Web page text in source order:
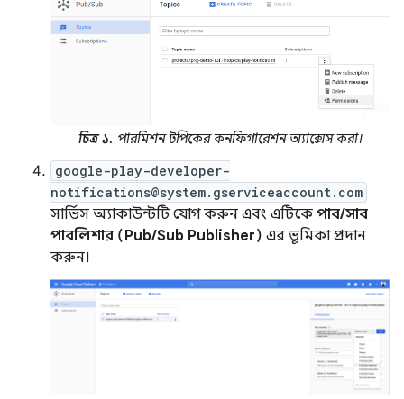
চিত্র ১. পারমিশনটপিকের কনফিগারেশন অ্যাক্সেস করা।
google-play-developer-
notifications@system.gserviceaccount.com
সার্ভিস অ্যাকাউন্টটি যোগ করুন এবং এটিকে পাব/সাব
পাবলিশার (Pub/Sub Publisher) এর ভূমিকা প্রদান
করুন।